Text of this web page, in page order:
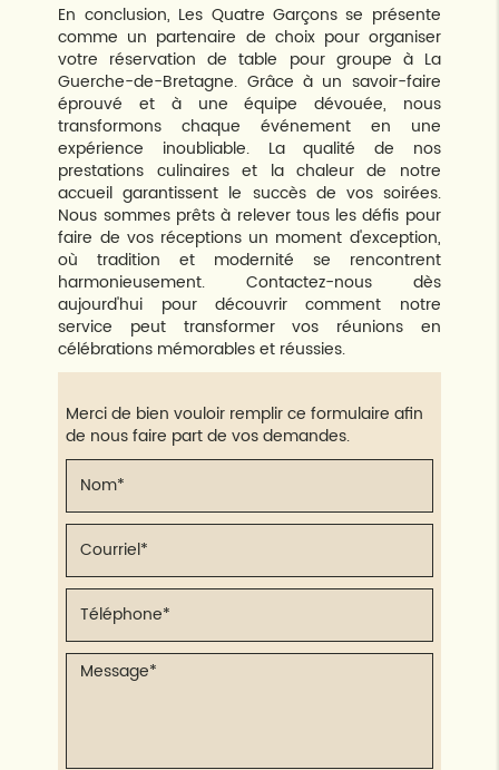
En conclusion, Les Quatre Garçons se présente
comme un partenaire de choix pour organiser
votre réservation de table pour groupe à La
Guerche-de-Bretagne. Grâce à un savoir-faire
éprouvé et à une équipe dévouée, nous
transformons chaque événement en une
expérience inoubliable. La qualité de nos
prestations culinaires et la chaleur de notre
accueil garantissent le succès de vos soirées.
Nous sommes prêts à relever tous les défis pour
faire de vos réceptions un moment d'exception,
où tradition et modernité se rencontrent
harmonieusement. Contactez-nous dès
aujourd'hui pour découvrir comment notre
service peut transformer vos réunions en
célébrations mémorables et réussies.
Merci de bien vouloir remplir ce formulaire afin
de nous faire part de vos demandes.